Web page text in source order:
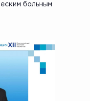
больным